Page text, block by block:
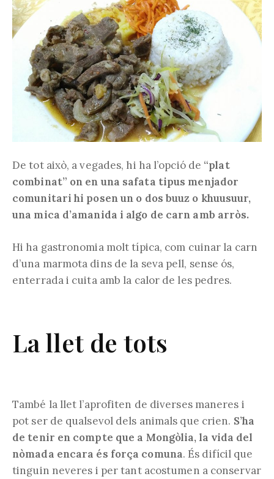
De tot això, a vegades, hi ha l’opció de “plat
combinat” on en una safata tipus menjador
comunitari hi posen un o dos buuz o khuusuur,
una mica d’amanida i algo de carn amb arròs.
Hi ha gastronomia molt típica, com cuinar la carn
d’una marmota dins de la seva pell, sense ós,
enterrada i cuita amb la calor de les pedres.
La llet de tots
També la llet l’aprofiten de diverses maneres i
pot ser de qualsevol dels animals que crien. S’ha
de tenir en compte que a Mongòlia, la vida del
nòmada encara és força comuna. És difícil que
tinguin neveres i per tant acostumen a conservar